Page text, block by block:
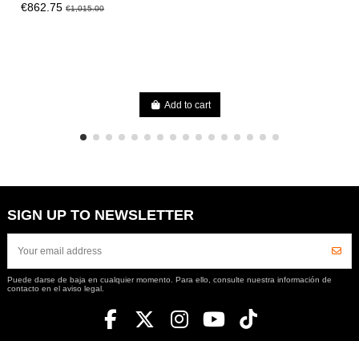
€862.75€1,015.00
Add to cart
SIGN UP TO NEWSLETTER
Puede darse de baja en cualquier momento. Para ello, consulte nuestra información de
contacto en el aviso legal.